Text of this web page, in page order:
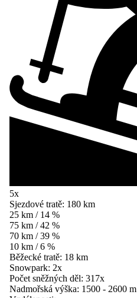
5x
Sjezdové tratě: 180 km
25 km / 14 %
75 km / 42 %
70 km / 39 %
10 km / 6 %
Běžecké tratě: 18 km
Snowpark: 2x
Počet sněžných děl: 317x
Nadmořská výška: 1500 - 2600 m